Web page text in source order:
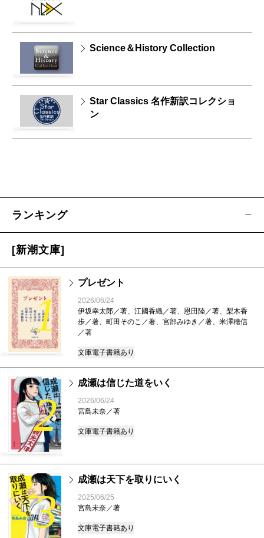
Science＆History Collection
Star Classics 名作新訳コレクショ
ン
ランキング
[新潮文庫]
1
プレゼント
2026/06/24
伊坂幸太郎／著、江國香織／著、恩田陸／著、梨木香
歩／著、町田そのこ／著、宮部みゆき／著、米澤穂信
／著
文庫電子書籍あり
2
成瀬は信じた道をいく
2026/06/24
宮島未奈／著
文庫電子書籍あり
3
成瀬は天下を取りにいく
2025/06/25
宮島未奈／著
文庫電子書籍あり